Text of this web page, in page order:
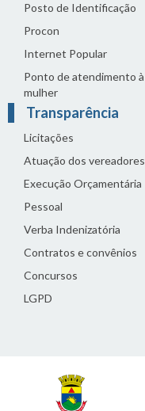
Posto de Identificação
Procon
Internet Popular
Ponto de atendimento à
mulher
Transparência
Licitações
Atuação dos vereadores
Execução Orçamentária
Pessoal
Verba Indenizatória
Contratos e convênios
Concursos
LGPD